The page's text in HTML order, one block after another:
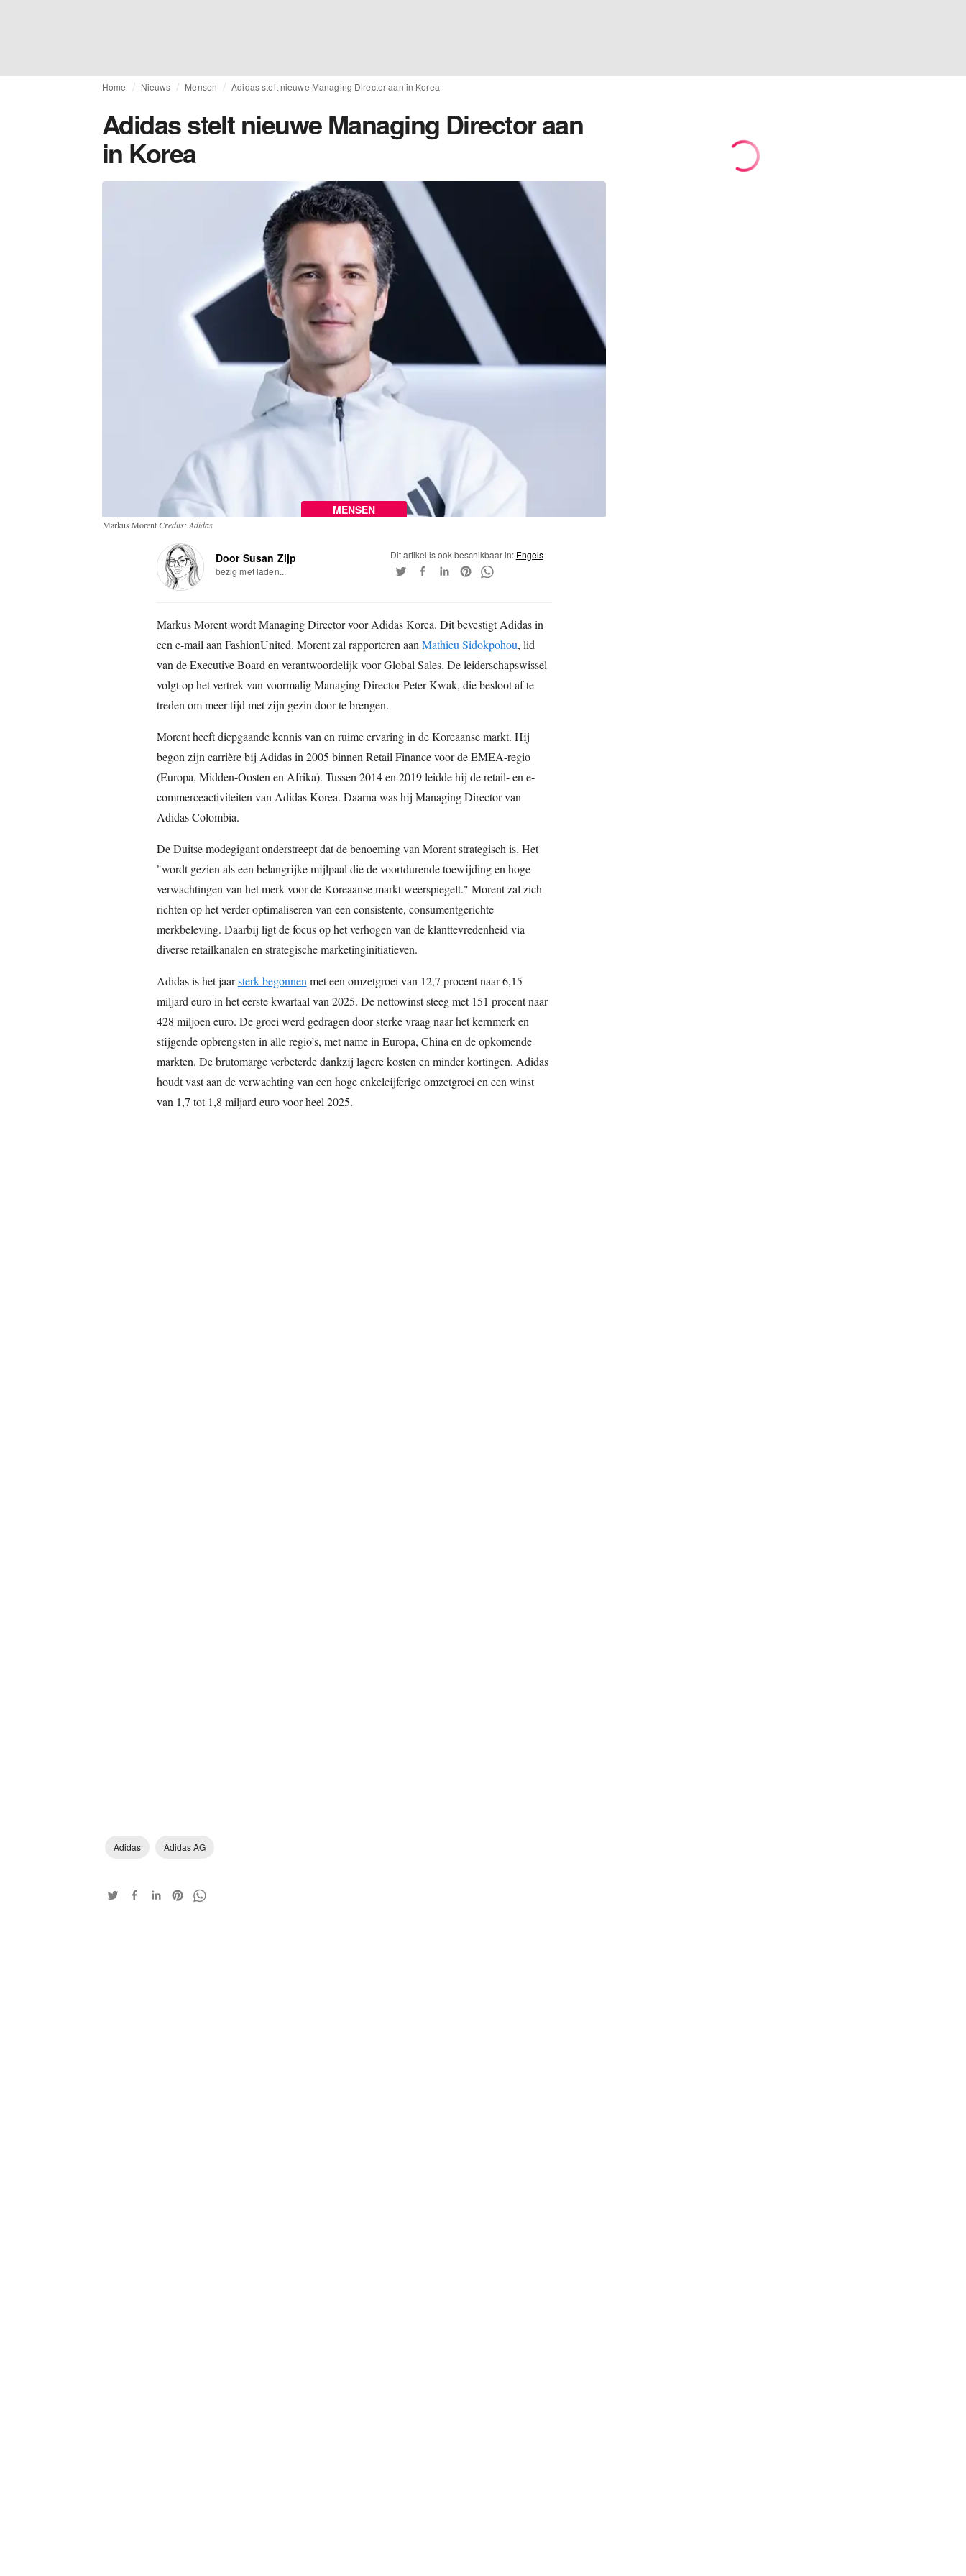
Home Nieuws Mensen Adidas stelt nieuwe Managing Director aan in Korea
Adidas stelt nieuwe Managing Director aan
in Korea
MENSEN
Markus Morent Credits: Adidas
Door Susan Zijp
bezig met laden...
Dit artikel is ook beschikbaar in: Engels
Markus Morent wordt Managing Director voor Adidas Korea. Dit bevestigt Adidas in
een e-mail aan FashionUnited. Morent zal rapporteren aan Mathieu Sidokpohou, lid
van de Executive Board en verantwoordelijk voor Global Sales. De leiderschapswissel
volgt op het vertrek van voormalig Managing Director Peter Kwak, die besloot af te
treden om meer tijd met zijn gezin door te brengen.
Morent heeft diepgaande kennis van en ruime ervaring in de Koreaanse markt. Hij
begon zijn carrière bij Adidas in 2005 binnen Retail Finance voor de EMEA-regio
(Europa, Midden-Oosten en Afrika). Tussen 2014 en 2019 leidde hij de retail- en e-
commerceactiviteiten van Adidas Korea. Daarna was hij Managing Director van
Adidas Colombia.
De Duitse modegigant onderstreept dat de benoeming van Morent strategisch is. Het
"wordt gezien als een belangrijke mijlpaal die de voortdurende toewijding en hoge
verwachtingen van het merk voor de Koreaanse markt weerspiegelt." Morent zal zich
richten op het verder optimaliseren van een consistente, consumentgerichte
merkbeleving. Daarbij ligt de focus op het verhogen van de klanttevredenheid via
diverse retailkanalen en strategische marketinginitiatieven.
Adidas is het jaarsterk begonnen met een omzetgroei van 12,7 procent naar 6,15
miljard euro in het eerste kwartaal van 2025. De nettowinst steeg met 151 procent naar
428 miljoen euro. De groei werd gedragen door sterke vraag naar het kernmerk en
stijgende opbrengsten in alle regio’s, met name in Europa, China en de opkomende
markten. De brutomarge verbeterde dankzij lagere kosten en minder kortingen. Adidas
houdt vast aan de verwachting van een hoge enkelcijferige omzetgroei en een winst
van 1,7 tot 1,8 miljard euro voor heel 2025.
Adidas Adidas AG